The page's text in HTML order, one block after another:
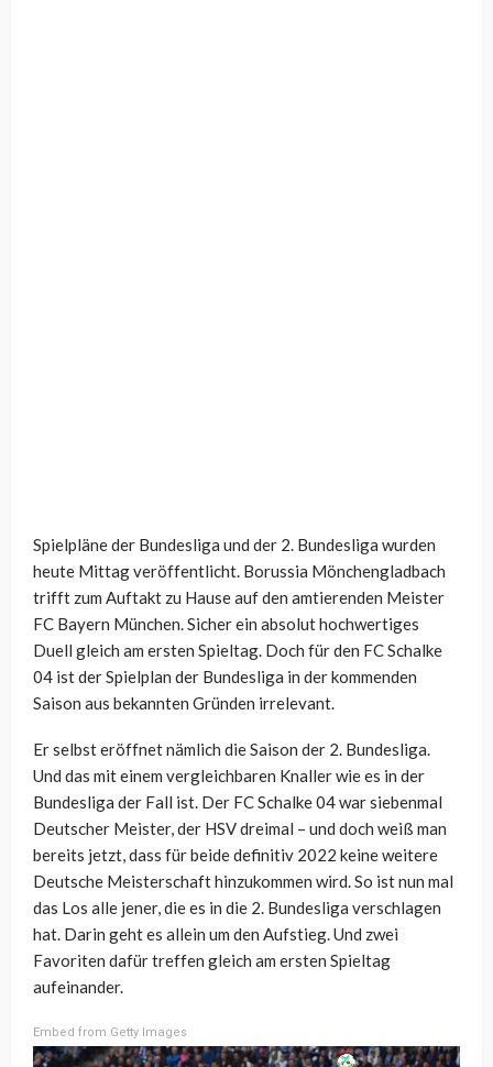
Spielpläne der Bundesliga und der 2. Bundesliga wurden
heute Mittag veröffentlicht. Borussia Mönchengladbach
trifft zum Auftakt zu Hause auf den amtierenden Meister
FC Bayern München. Sicher ein absolut hochwertiges
Duell gleich am ersten Spieltag. Doch für den FC Schalke
04 ist der Spielplan der Bundesliga in der kommenden
Saison aus bekannten Gründen irrelevant.
Er selbst eröffnet nämlich die Saison der 2. Bundesliga.
Und das mit einem vergleichbaren Knaller wie es in der
Bundesliga der Fall ist. Der FC Schalke 04 war siebenmal
Deutscher Meister, der HSV dreimal – und doch weiß man
bereits jetzt, dass für beide definitiv 2022 keine weitere
Deutsche Meisterschaft hinzukommen wird. So ist nun mal
das Los alle jener, die es in die 2. Bundesliga verschlagen
hat. Darin geht es allein um den Aufstieg. Und zwei
Favoriten dafür treffen gleich am ersten Spieltag
aufeinander.
Embed from Getty Images